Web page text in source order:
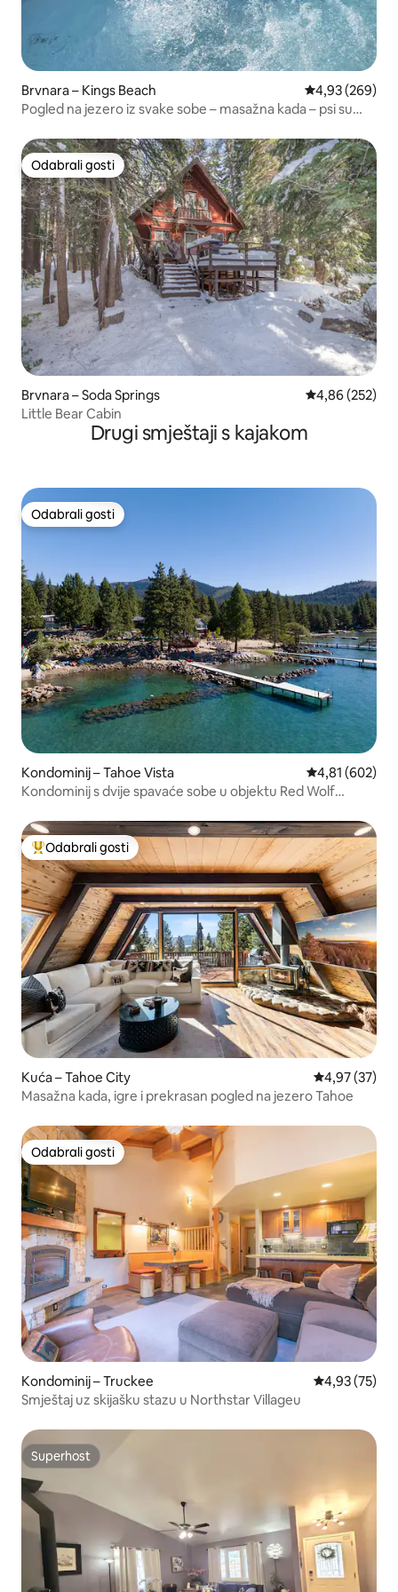
Brvnara – Kings Beach Prosječna
4,93 (269)
Pogled na jezero iz svake sobe – masažna kada – psi su
Odabrali gosti
Odabrali gosti
Brvnara – Soda Springs Prosječna
4,86 (252)
Little Bear Cabin
Drugi smještaji s kajakom
Odabrali gosti
Odabrali gosti
Kondominij – Tahoe Vista Prosječna
4,81 (602)
Kondominij s dvije spavaće sobe u objektu Red Wolf
Među najviše rangiranima s oznakom „Odabrali gosti”
Odabrali gosti
Kuća – Tahoe City Prosječna
4,97 (37)
Masažna kada, igre i prekrasan pogled na jezero Tahoe
Odabrali gosti
Odabrali gosti
Kondominij – Truckee Prosječna
4,93 (75)
Smještaj uz skijašku stazu u Northstar Villageu
Superhost
Superhost